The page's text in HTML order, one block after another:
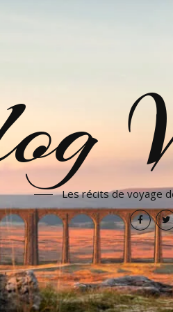
Les récits de voyage